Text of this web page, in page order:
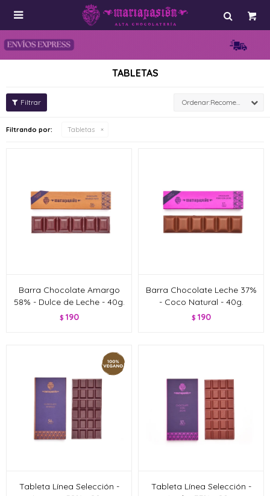

TABLETAS
Recomendados
Filtrando por: Tabletas
Barra Chocolate Amargo
58% - Dulce de Leche - 40g.
$ 190
Barra Chocolate Leche 37%
- Coco Natural - 40g.
$ 190
Tableta Línea Selección -
Tableta Línea Selección -